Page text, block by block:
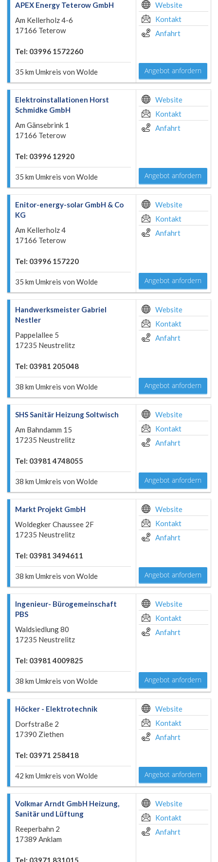
APEX Energy Teterow GmbH
Am Kellerholz 4-6
17166 Teterow
Tel: 03996 1572260
35 km Umkreis von Wolde
Website
Kontakt
Anfahrt
Angebot anfordern
Elektroinstallationen Horst
Schmidke GmbH
Am Gänsebrink 1
17166 Teterow
Tel: 03996 12920
35 km Umkreis von Wolde
Website
Kontakt
Anfahrt
Angebot anfordern
Enitor-energy-solar GmbH & Co
KG
Am Kellerholz 4
17166 Teterow
Tel: 03996 157220
35 km Umkreis von Wolde
Website
Kontakt
Anfahrt
Angebot anfordern
Handwerksmeister Gabriel
Nestler
Pappelallee 5
17235 Neustrelitz
Tel: 03981 205048
38 km Umkreis von Wolde
Website
Kontakt
Anfahrt
Angebot anfordern
SHS Sanitär Heizung Soltwisch
Am Bahndamm 15
17235 Neustrelitz
Tel: 03981 4748055
38 km Umkreis von Wolde
Website
Kontakt
Anfahrt
Angebot anfordern
Markt Projekt GmbH
Woldegker Chaussee 2F
17235 Neustrelitz
Tel: 03981 3494611
38 km Umkreis von Wolde
Website
Kontakt
Anfahrt
Angebot anfordern
Ingenieur- Bürogemeinschaft
PBS
Waldsiedlung 80
17235 Neustrelitz
Tel: 03981 4009825
38 km Umkreis von Wolde
Website
Kontakt
Anfahrt
Angebot anfordern
Höcker - Elektrotechnik
Dorfstraße 2
17390 Ziethen
Tel: 03971 258418
42 km Umkreis von Wolde
Website
Kontakt
Anfahrt
Angebot anfordern
Volkmar Arndt GmbH Heizung,
Sanitär und Lüftung
Reeperbahn 2
17389 Anklam
Tel: 03971 831015
Website
Kontakt
Anfahrt